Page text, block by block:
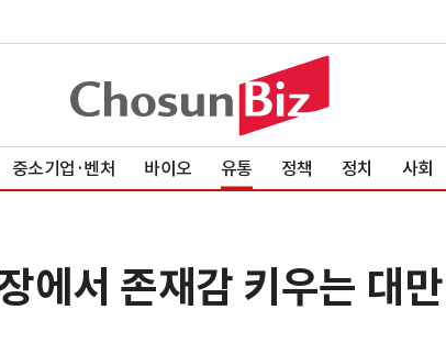
중소기업·벤처 바이오 유통 정책 정치 사회
에서 존재감 키우는 대만